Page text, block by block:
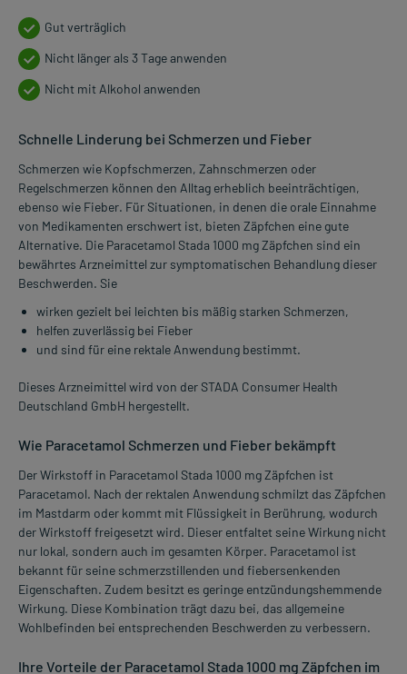
Gut verträglich
Nicht länger als 3 Tage anwenden
Nicht mit Alkohol anwenden
Schnelle Linderung bei Schmerzen und Fieber
Schmerzen wie Kopfschmerzen, Zahnschmerzen oder
Regelschmerzen können den Alltag erheblich beeinträchtigen,
ebenso wie Fieber. Für Situationen, in denen die orale Einnahme
von Medikamenten erschwert ist, bieten Zäpfchen eine gute
Alternative. Die Paracetamol Stada 1000 mg Zäpfchen sind ein
bewährtes Arzneimittel zur symptomatischen Behandlung dieser
Beschwerden. Sie
wirken gezielt bei leichten bis mäßig starken Schmerzen,
helfen zuverlässig bei Fieber
und sind für eine rektale Anwendung bestimmt.
Dieses Arzneimittel wird von der STADA Consumer Health
Deutschland GmbH hergestellt.
Wie Paracetamol Schmerzen und Fieber bekämpft
Der Wirkstoff in Paracetamol Stada 1000 mg Zäpfchen ist
Paracetamol. Nach der rektalen Anwendung schmilzt das Zäpfchen
im Mastdarm oder kommt mit Flüssigkeit in Berührung, wodurch
der Wirkstoff freigesetzt wird. Dieser entfaltet seine Wirkung nicht
nur lokal, sondern auch im gesamten Körper. Paracetamol ist
bekannt für seine schmerzstillenden und fiebersenkenden
Eigenschaften. Zudem besitzt es geringe entzündungshemmende
Wirkung. Diese Kombination trägt dazu bei, das allgemeine
Wohlbefinden bei entsprechenden Beschwerden zu verbessern.
Ihre Vorteile der Paracetamol Stada 1000 mg Zäpfchen im